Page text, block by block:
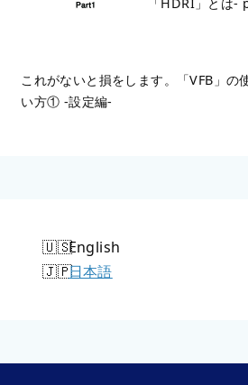
「HDRI」とは-
これがないと損をします。「VFB」の
い方① -設定編-
English
日本語